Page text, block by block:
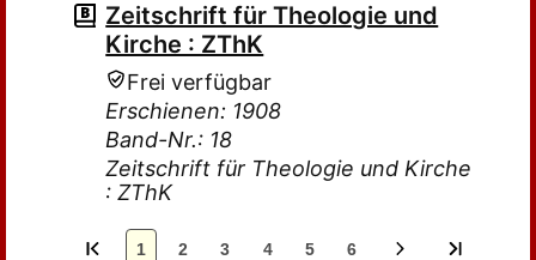
Zeitschrift für Theologie und
Kirche : ZThK
Frei verfügbar
Erschienen: 1908
Band-Nr.: 18
Zeitschrift für Theologie und Kirche
: ZThK
1 2 3 4 5 6